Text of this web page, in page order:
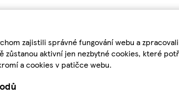
zajistili správné fungování webu a
aktivní jen nezbytné cookies, které
a cookies v patičce webu.